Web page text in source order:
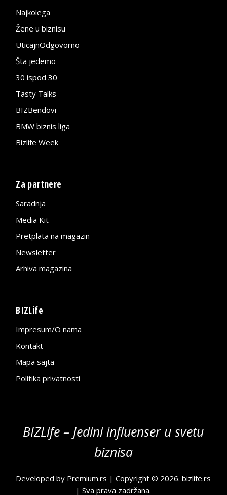
Najkolega
Žene u biznisu
UticajnOdgovorno
Šta jedemo
30 ispod 30
Tasty Talks
BIZBendovi
BMW biznis liga
Bizlife Week
Za partnere
Saradnja
Media Kit
Pretplata na magazin
Newsletter
Arhiva magazina
BIZLife
Impresum/O nama
Kontakt
Mapa sajta
Politika privatnosti
BIZLife – Jedini influenser u svetu
biznisa
Developed by Premium.rs | Copyright © 2026.bizlife.rs
| Sva prava zadržana.